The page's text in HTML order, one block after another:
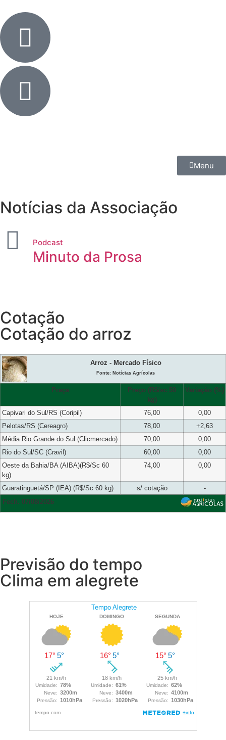
Menu
Notícias da Associação
Podcast
Minuto da Prosa
Cotação
Cotação do arroz
Arroz - Mercado Físico
Fonte: Notícias Agrícolas
Praça
Preço (R$/sc 50
kg)
Variação (%)
Capivari do Sul/RS (Coripil) 76,00
0,00
Pelotas/RS (Cereagro)
78,00
+2,63
Média Rio Grande do Sul (Clicmercado)
70,00
0,00
Rio do Sul/SC (Cravil)
60,00
0,00
Oeste da Bahia/BA (AIBA)(R$/Sc 60
kg)
74,00 0,00
Guaratinguetá/SP (IEA) (R$/Sc 60 kg) s/ cotação
-
Fech. 07/08/2026
Previsão do tempo
Clima em alegrete